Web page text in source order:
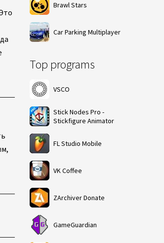
Brawl Stars
Car Parking Multiplayer
Top programs
VSCO
Stick Nodes Pro -
Stickfigure Animator
FL Studio Mobile
VK Coffee
ZArchiver Donate
GameGuardian